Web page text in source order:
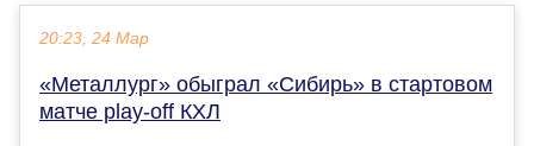
20:23, 24 Мар
«Металлург» обыграл «Сибирь» в стартовом
матче play-off КХЛ